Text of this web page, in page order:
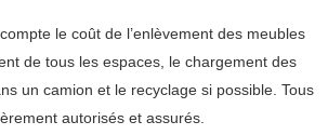
le coût de l’enlèvement des meubles
de tous les espaces, le chargement des
un camion et le recyclage si possible. Tous
autorisés et assurés.